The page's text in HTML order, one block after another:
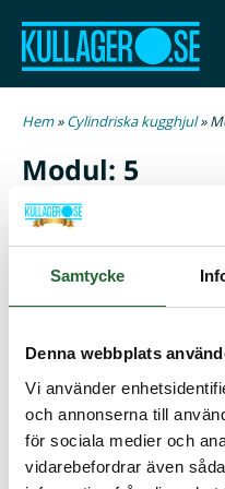
Samtycke
Denna webbplats
Vi använder
och annonserna till
för sociala medier och
vidarebefordrar även
Hem»Cylindriska kugghjul»
Modul: 5
Cylindriskt kugghjul M5 - Z15
Cylindriskt kugghjul M5 - Z16
Cylindriskt kugghjul M5 - Z18